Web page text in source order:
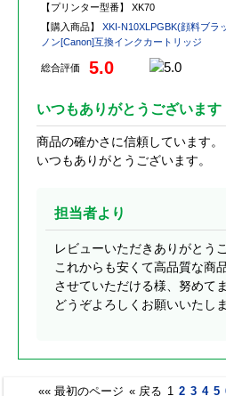
【プリンター型番】 XK70
【購入商品】 XKI-N10XLPGBK(顔料ブラ
ノン[Canon]互換インクカートリッジ
総合評価 5.0
いつもありがとうございます
商品の確かさに信頼しています。
いつもありがとうございます。
担当者より
レビューいただきありがとう
これからも安くて高品質な商
させていただける様、努めて
どうぞよろしくお願いいたしま
«« 最初のページ « 戻る 1 2 3 4 5